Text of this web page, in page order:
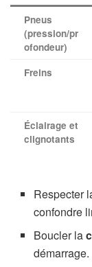
Pneus
(pression/pr
ofondeur)
Freins
Éclairage et
clignotants
Respecter
confondre
Boucler la
démarrage.